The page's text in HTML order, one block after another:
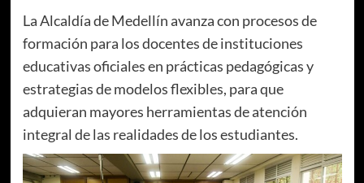
La Alcaldía de Medellín avanza con procesos de
formación para los docentes de instituciones
educativas oficiales en prácticas pedagógicas y
estrategias de modelos flexibles, para que
adquieran mayores herramientas de atención
integral de las realidades de los estudiantes.